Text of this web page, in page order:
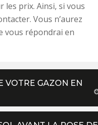
les prix. Ainsi, si vous
Vous n’aurez
vous répondrai en
VOTRE GAZON EN